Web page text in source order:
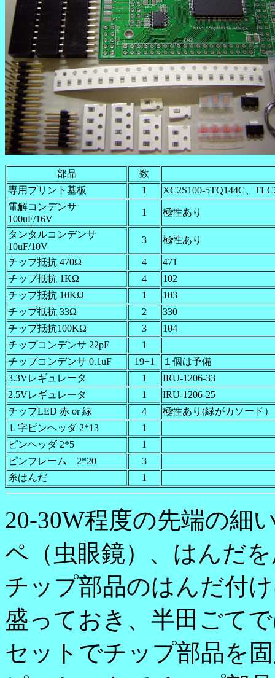
部品
数
専用プリント基板
1
XC2S100-5TQ144C、
電解コンデンサ
100uF/16V
1 極性あり
タンタルコンデンサ
10uF/10V
3 極性あり
チップ抵抗 470Ω 4
471
チップ抵抗 1KΩ
4
102
チップ抵抗 10KΩ
1
103
チップ抵抗 33Ω
2
330
チップ抵抗100KΩ
3
104
チップコンデンサ 22pF
1
チップコンデンサ 0.1uF
19+1
１個は予備
3.3Vレギュレータ
1
IRU-1206-33
2.5Vレギュレータ
1
IRU-1206-25
チップLED 赤 or 緑
4
極性あり(緑がカソード）
Ｌ字ピンヘッダ 2*13
1
ピンヘッダ 2*5
1
ピンフレーム 2*20
3
糸はんだ
1
20-30W程度の先端の細
ペ（虫眼鏡）、はんだ
チップ部品のはんだ付
盛っておき、半田ごて
セットでチップ部品を